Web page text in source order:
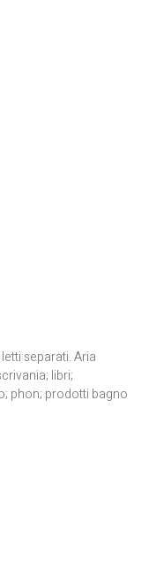
separati. Aria
libri;
phon; prodotti bagno